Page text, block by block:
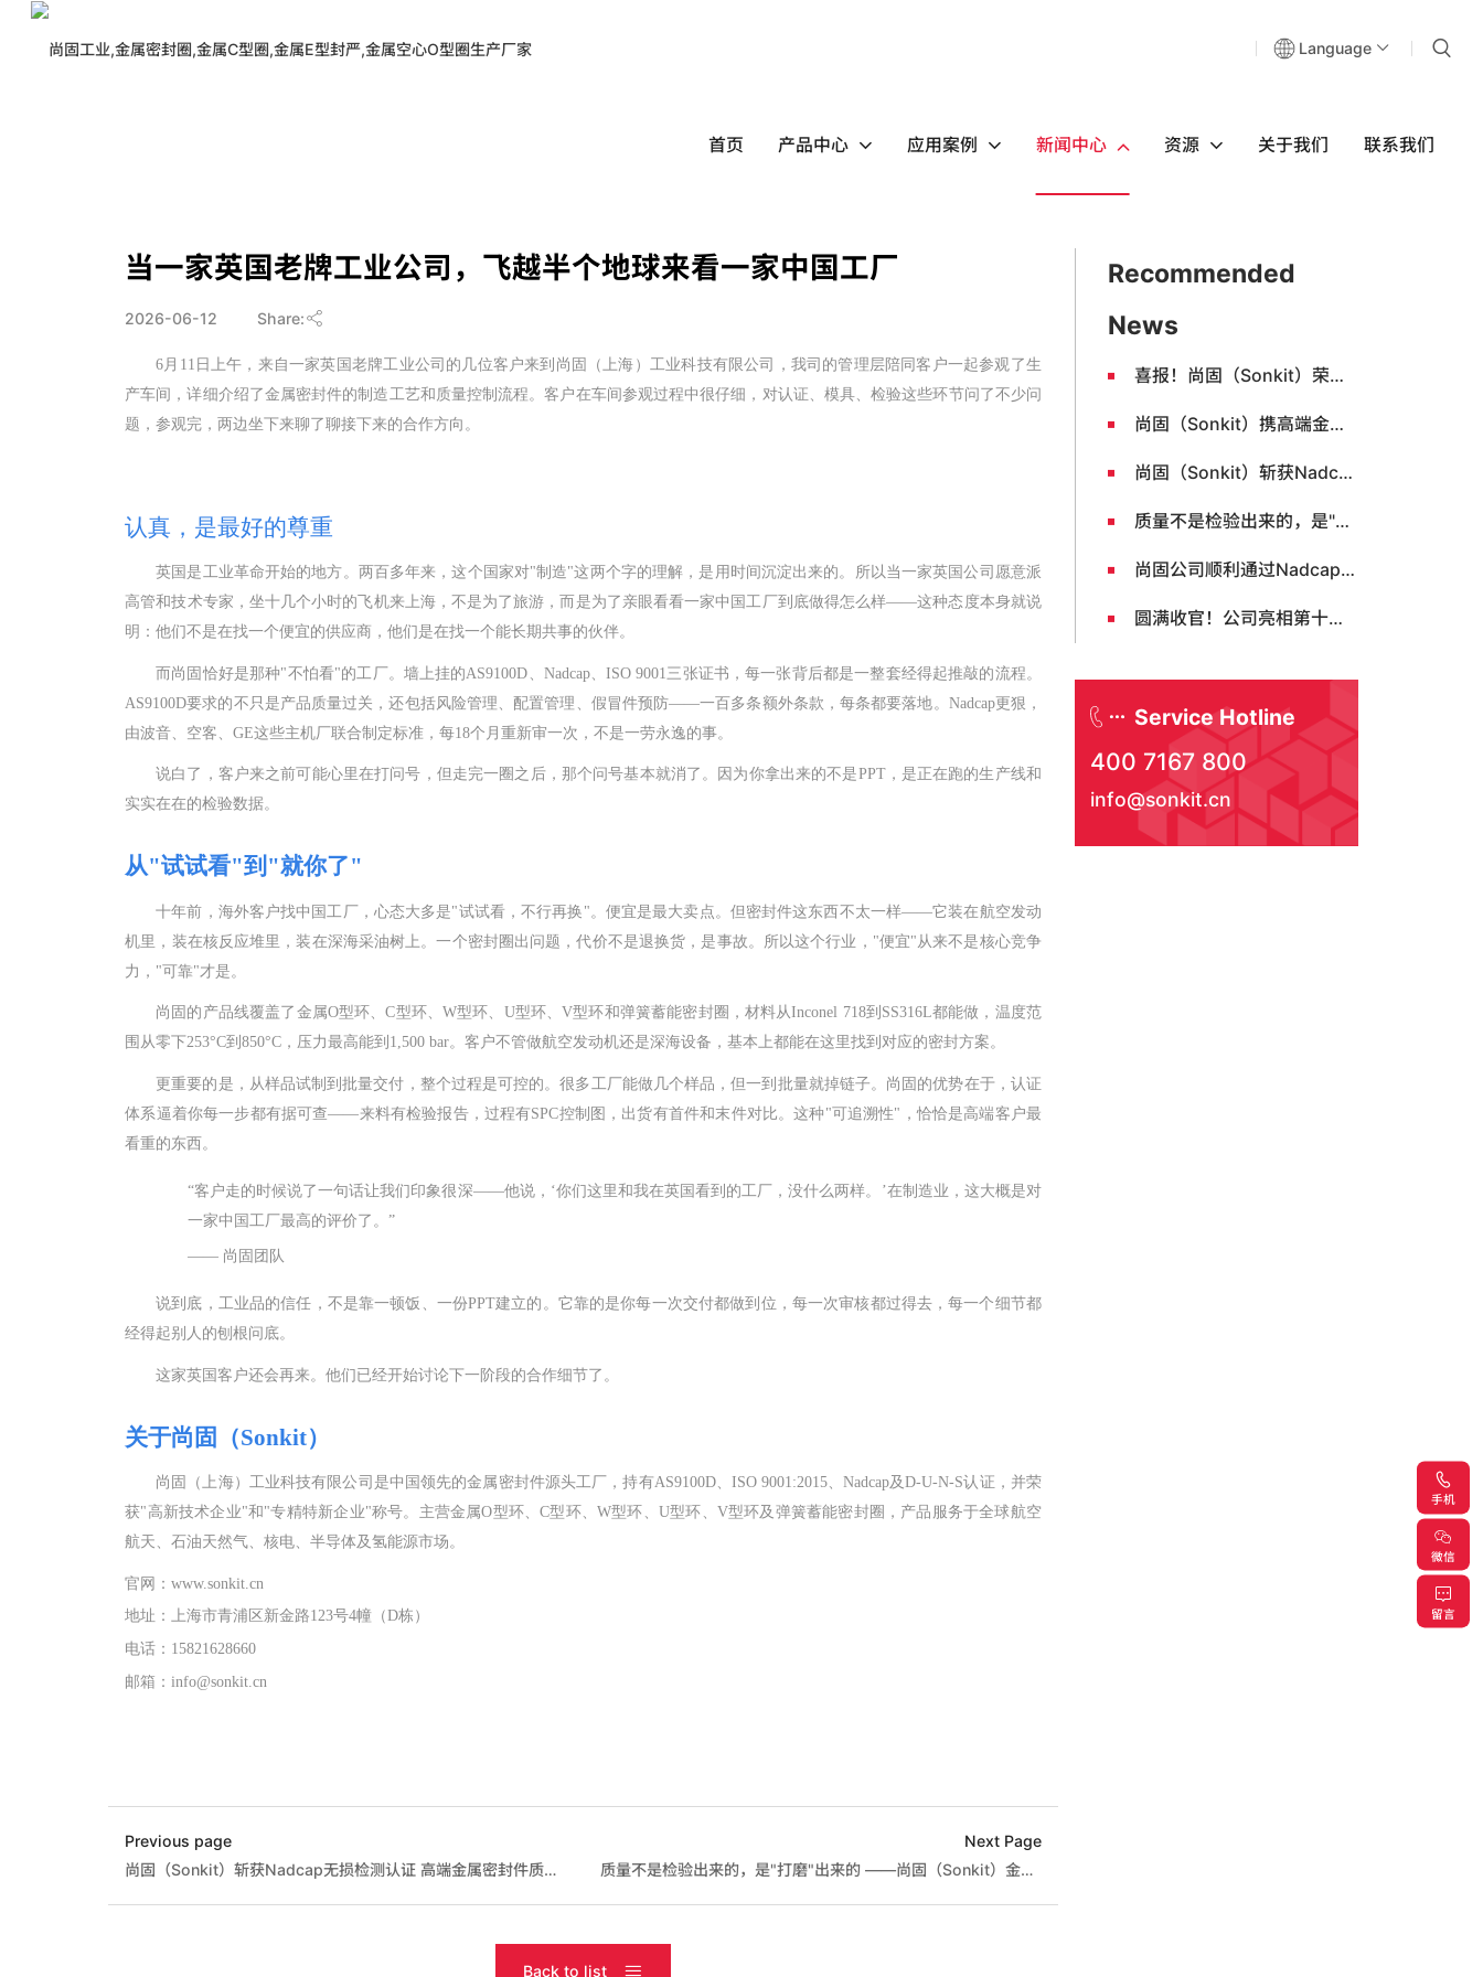
Language
首页 产品中心 应用案例 新闻中心 资源 关于我们 联系我们
当一家英国老牌工业公司，飞越半个地球来看一家中国工厂
2026-06-12 Share:
6月11日上午，来自一家英国老牌工业公司的几位客户来到尚固（上海）工业科技有限公司，我司的管理层陪同客户一起参观了生
产车间，详细介绍了金属密封件的制造工艺和质量控制流程。客户在车间参观过程中很仔细，对认证、模具、检验这些环节问了不少问
题，参观完，两边坐下来聊了聊接下来的合作方向。
认真，是最好的尊重
英国是工业革命开始的地方。两百多年来，这个国家对"制造"这两个字的理解，是用时间沉淀出来的。所以当一家英国公司愿意派
高管和技术专家，坐十几个小时的飞机来上海，不是为了旅游，而是为了亲眼看看一家中国工厂到底做得怎么样——这种态度本身就说
明：他们不是在找一个便宜的供应商，他们是在找一个能长期共事的伙伴。
而尚固恰好是那种"不怕看"的工厂。墙上挂的AS9100D、Nadcap、ISO 9001三张证书，每一张背后都是一整套经得起推敲的流程。
AS9100D要求的不只是产品质量过关，还包括风险管理、配置管理、假冒件预防——一百多条额外条款，每条都要落地。Nadcap更狠，
由波音、空客、GE这些主机厂联合制定标准，每18个月重新审一次，不是一劳永逸的事。
说白了，客户来之前可能心里在打问号，但走完一圈之后，那个问号基本就消了。因为你拿出来的不是PPT，是正在跑的生产线和
实实在在的检验数据。
从"试试看"到"就你了"
十年前，海外客户找中国工厂，心态大多是"试试看，不行再换"。便宜是最大卖点。但密封件这东西不太一样——它装在航空发动
机里，装在核反应堆里，装在深海采油树上。一个密封圈出问题，代价不是退换货，是事故。所以这个行业，"便宜"从来不是核心竞争
力，"可靠"才是。
尚固的产品线覆盖了金属O型环、C型环、W型环、U型环、V型环和弹簧蓄能密封圈，材料从Inconel 718到SS316L都能做，温度范
围从零下253°C到850°C，压力最高能到1,500 bar。客户不管做航空发动机还是深海设备，基本上都能在这里找到对应的密封方案。
更重要的是，从样品试制到批量交付，整个过程是可控的。很多工厂能做几个样品，但一到批量就掉链子。尚固的优势在于，认证
体系逼着你每一步都有据可查——来料有检验报告，过程有SPC控制图，出货有首件和末件对比。这种"可追溯性"，恰恰是高端客户最
看重的东西。
“客户走的时候说了一句话让我们印象很深——他说，‘你们这里和我在英国看到的工厂，没什么两样。’在制造业，这大概是对
一家中国工厂最高的评价了。”
—— 尚固团队
说到底，工业品的信任，不是靠一顿饭、一份PPT建立的。它靠的是你每一次交付都做到位，每一次审核都过得去，每一个细节都
经得起别人的刨根问底。
这家英国客户还会再来。他们已经开始讨论下一阶段的合作细节了。
关于尚固（Sonkit）
尚固（上海）工业科技有限公司是中国领先的金属密封件源头工厂，持有AS9100D、ISO 9001:2015、Nadcap及D-U-N-S认证，并荣
获"高新技术企业"和"专精特新企业"称号。主营金属O型环、C型环、W型环、U型环、V型环及弹簧蓄能密封圈，产品服务于全球航空
航天、石油天然气、核电、半导体及氢能源市场。
官网：www.sonkit.cn
地址：上海市青浦区新金路123号4幢（D栋）
电话： 15821628660
邮箱： info@sonkit.cn
Previous page
尚固（Sonkit）斩获Nadcap无损检测认证 高端金属密封件质量管理再上新台阶
Next Page
质量不是检验出来的，是"打磨"出来的 ——尚固（Sonkit）金属密封件工厂质量管理文化纪实 从每日晨会看一家航空航天密封圈源头工厂如何将质量意识融入每一天
Back to list
Recommended
News
喜报！尚固（Sonkit）荣获国家级"高新技术企业"认定
尚固（Sonkit）携高端金属密封圈亮相“诺益杯”真空科技学术会议
尚固（Sonkit）斩获Nadcap无损检测认证 高端金属密封件质量管理再上新台阶
质量不是检验出来的，是"打磨"出来的 ——尚固（Sonkit）金属密封件工厂质量管理文化纪实 从每日晨会看一家航空航天密封圈源头工厂如何将质量意识融入每一天
尚固公司顺利通过Nadcap首次认证，开启航空航天制造新篇章
圆满收官！公司亮相第十三届GTF航空动力与燃气轮机展览会 展现硬核技术实力
Service Hotline
400 7167 800
info@sonkit.cn
手机
微信
留言